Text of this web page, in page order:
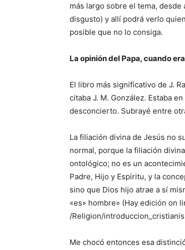
más largo sobre el tema,
disgusto) y allí podrá verlo
posible que no lo consiga.
La opinión del Papa, cuando
El libro más significativo de J.
citaba J. M. González. Estaba
desconcierto. Subrayé entre
La filiación divina de Jesús no
normal, porque la filiación
ontológico; no es un
Padre, Hijo y Espíritu, y la
sino que Dios hijo atrae a sí
«es» hombre» (Hay edición on
/Religion/
Me chocó entonces esa